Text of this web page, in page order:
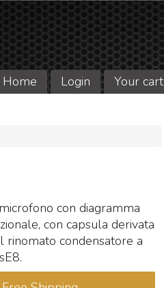
Home Login Your cart
con diagramma
con capsula derivata
rinomato condensatore a